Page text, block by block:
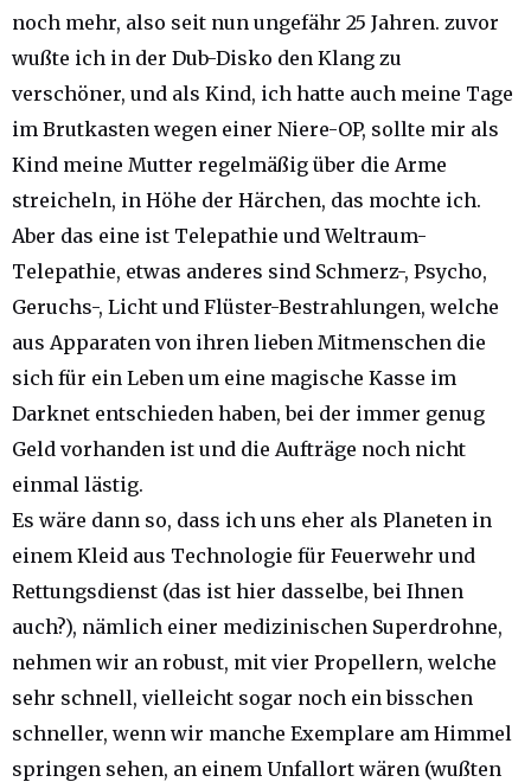
noch mehr, also seit nun ungefähr 25 Jahren. zuvor
wußte ich in der Dub-Disko den Klang zu
verschöner, und als Kind, ich hatte auch meine Tage
im Brutkasten wegen einer Niere-OP, sollte mir als
Kind meine Mutter regelmäßig über die Arme
streicheln, in Höhe der Härchen, das mochte ich.
Aber das eine ist Telepathie und Weltraum-
Telepathie, etwas anderes sind Schmerz-, Psycho,
Geruchs-, Licht und Flüster-Bestrahlungen, welche
aus Apparaten von ihren lieben Mitmenschen die
sich für ein Leben um eine magische Kasse im
Darknet entschieden haben, bei der immer genug
Geld vorhanden ist und die Aufträge noch nicht
einmal lästig.
Es wäre dann so, dass ich uns eher als Planeten in
einem Kleid aus Technologie für Feuerwehr und
Rettungsdienst (das ist hier dasselbe, bei Ihnen
auch?), nämlich einer medizinischen Superdrohne,
nehmen wir an robust, mit vier Propellern, welche
sehr schnell, vielleicht sogar noch ein bisschen
schneller, wenn wir manche Exemplare am Himmel
springen sehen, an einem Unfallort wären (wußten